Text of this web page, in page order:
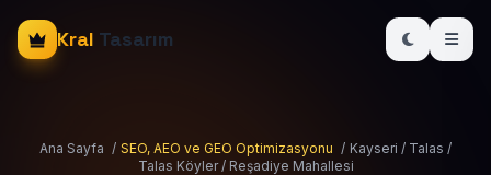
Kral Tasarım
Ana Sayfa / SEO, AEO ve GEO Optimizasyonu / Kayseri / Talas /
Talas Köyler / Reşadiye Mahallesi